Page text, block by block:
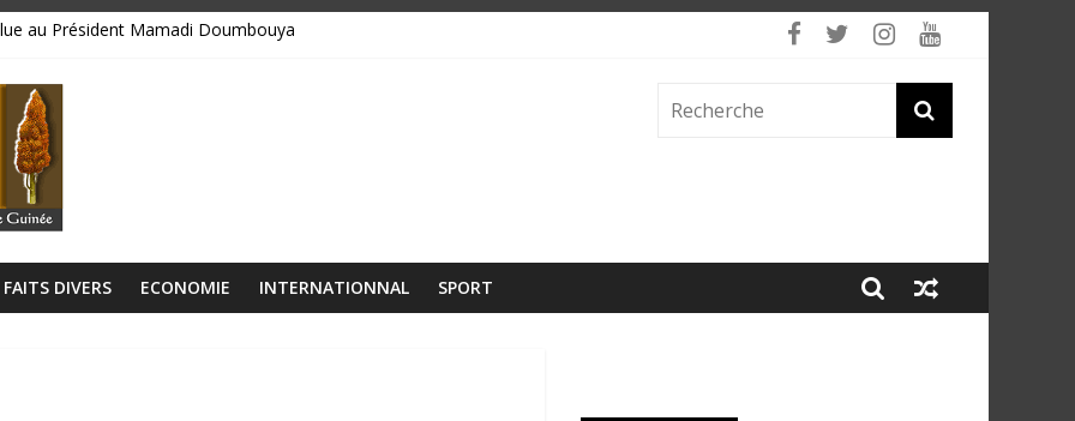
au Président Mamadi Doumbouya
entre un camion et un taxi
Rogbanè en complexe balnéaire
𝗱𝗲𝘀 𝗰𝗶𝗻𝗾 𝗽𝗿𝗶𝗼𝗿𝗶𝘁𝗲́𝘀 𝘀𝘁𝗿𝗮𝘁𝗲́𝗴𝗶𝗾𝘂𝗲𝘀 𝗱𝘂 𝗴𝗼𝘂𝘃𝗲𝗿𝗻𝗲𝗺𝗲𝗻𝘁
FAITS DIVERS ECONOMIE INTERNATIONNAL SPORT